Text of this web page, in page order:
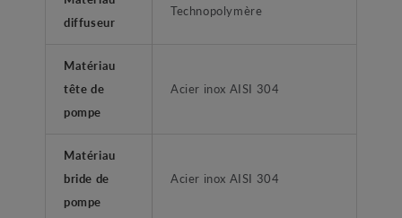
diffuseur
Technopolymère
Matériau
tête de
pompe
Acier inox AISI 304
Matériau
bride de
pompe
Acier inox AISI 304